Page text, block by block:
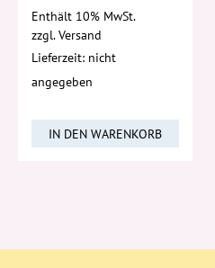
Enthält 10% MwSt.
zzgl.Versand
Lieferzeit: nicht
angegeben
IN DEN WARENKORB